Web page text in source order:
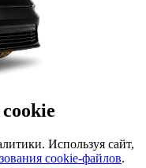
Используя сайт,
cookie-файлов.